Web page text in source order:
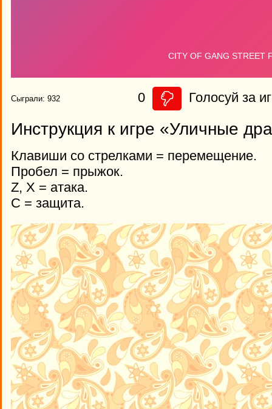
Сыграли: 932 0 Голосуй за
Инструкция к игре «Уличные
Клавиши со стрелками = перемещение.
Пробел = прыжок.
Z, X = атака.
С = защита.